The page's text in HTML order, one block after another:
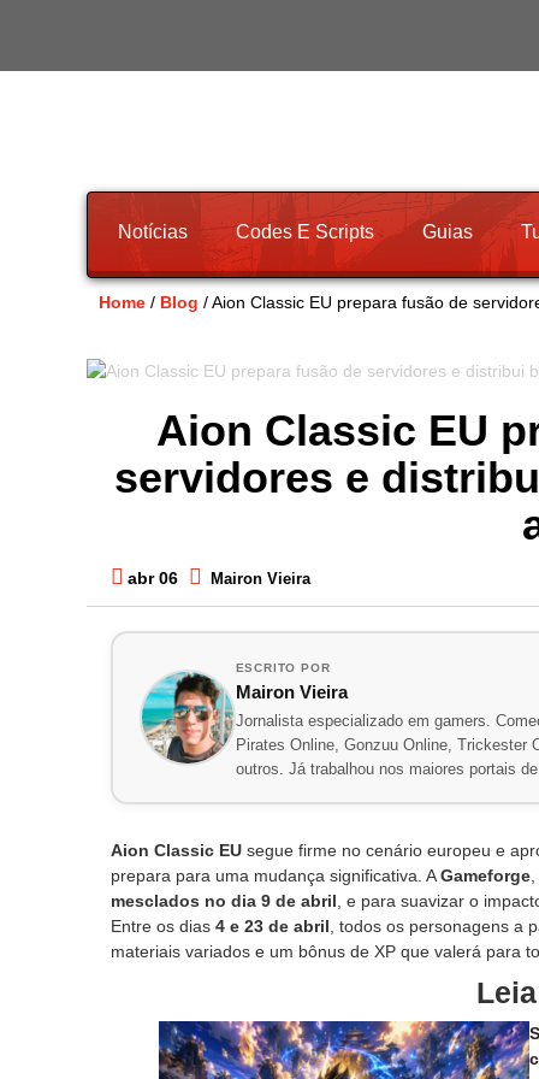
Notícias Codes E Scripts Guias
Home / Blog / Aion Classic EU prepara fusão de
Aion Classic EU
servidores e
abr 06 Mairon Vieira
ESCRITO POR
Mairon Vieira
Jornalista especializado em gamers.
Pirates Online, Gonzuu Online, Trickester
outros. Já trabalhou nos maiores portais
Aion Classic EU segue firme no cenário europeu e
prepara para uma mudança significativa. AGameforge
mesclados no dia 9 de abril, e para suavizar o
Entre os dias 4 e 23 de abril, todos os personagens a
materiais variados e um bônus de XP que valerá para